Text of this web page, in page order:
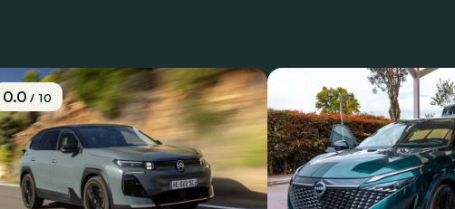
0.0/ 10